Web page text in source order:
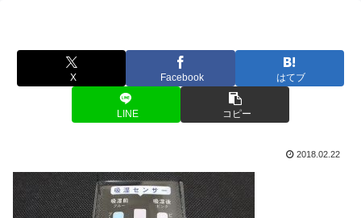
X Facebook はてブ
LINE コピー
2018.02.22